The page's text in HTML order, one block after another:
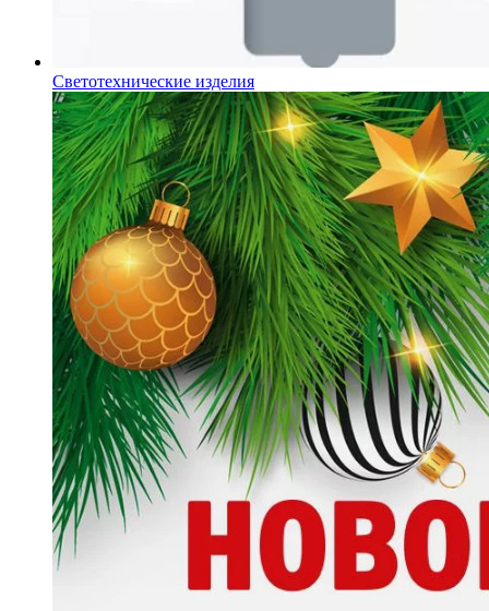
Светотехнические изделия